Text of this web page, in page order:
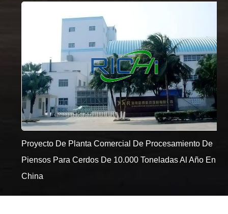
Proyecto De Planta Comercial De Procesamiento De
Piensos Para Cerdos De 10.000 Toneladas Al Año En
China